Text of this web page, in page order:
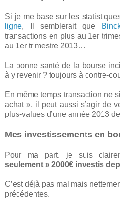
Si je me base sur les
ligne, Il semblerait que
transactions en plus au 1er
au 1er trimestre 2013…
La bonne santé de la bourse
à y revenir ? toujours à contre-
En même temps transaction ne
achat », il peut aussi s’agir de
plus-values d’une année 2013
Mes investissements en
Pour ma part, je suis
seulement » 2000€ investis
C’est déjà pas mal mais
précédentes.